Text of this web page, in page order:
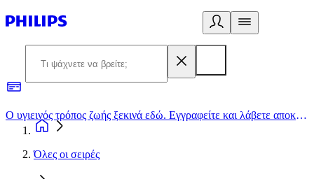
Ο υγιεινός τρόπος ζωής ξεκινά εδώ. Εγγραφείτε και λάβετε αποκλειστικές προσφορές
Όλες οι σειρές